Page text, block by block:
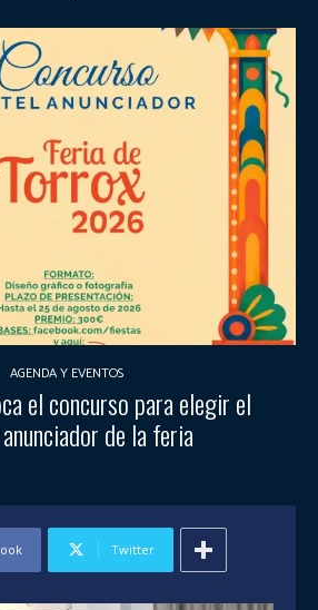
AGENDA Y EVENTOS
el concurso para elegir el
de la feria
Twitter